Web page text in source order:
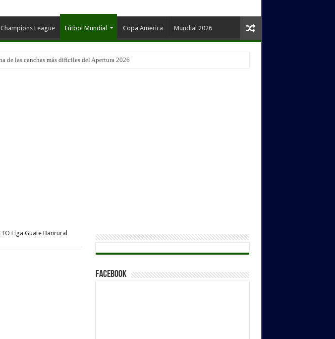
Champions League Fútbol Mundial Copa America Mundial 2026
de las canchas más difíciles del Apertura 2026
Liga Guate Banrural
Facebook